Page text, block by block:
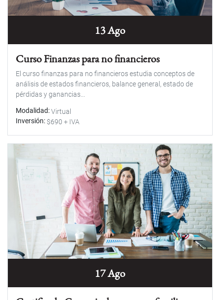
13 Ago
Curso Finanzas para no financieros
El curso finanzas para no financieros estudia conceptos de
análisis de estados financieros, balance general, estado de
pérdidas y ganancias...
Modalidad Virtual
Inversión $690 + IVA
17 Ago